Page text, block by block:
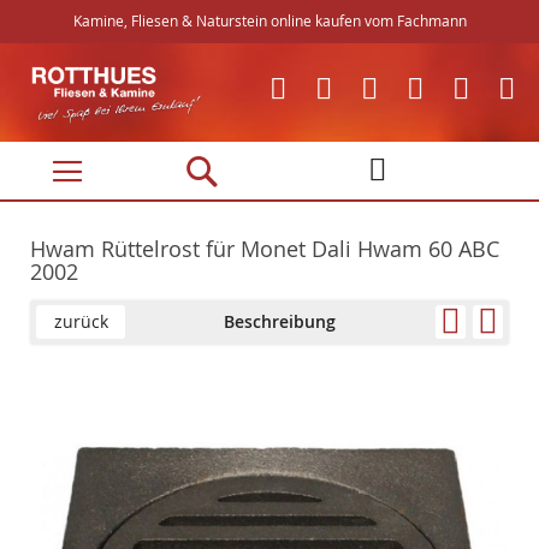
Kamine, Fliesen & Naturstein online kaufen vom Fachmann
Direkt
zum
Inhalt
Hwam Rüttelrost für Monet Dali Hwam 60 ABC
2002
zurück Beschreibung
images
beginning
images